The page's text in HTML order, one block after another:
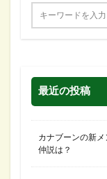
最近の投稿
カナブーンの新
仲説は？